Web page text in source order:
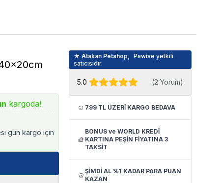
kargoda!
gün kargo için
★ Atakan Petshop,
Pawise yetkili
satıcısıdır.
5.0 (2 Yorum)
799 TL ÜZERİ KARGO BEDAVA
BONUS ve WORLD KREDİ
KARTINA PEŞİN FİYATINA 3
TAKSİT
ŞİMDİ AL %1 KADAR PARA PUAN
KAZAN